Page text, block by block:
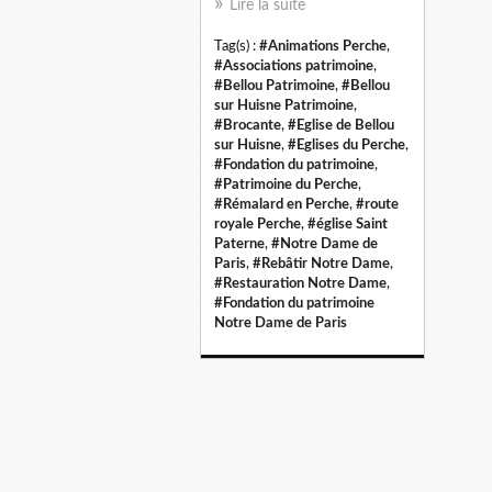
Lire la suite
Tag(s) : #Animations Perche,
#Associations patrimoine,
#Bellou Patrimoine, #Bellou
sur Huisne Patrimoine,
#Brocante, #Eglise de Bellou
sur Huisne, #Eglises du Perche,
#Fondation du patrimoine,
#Patrimoine du Perche,
#Rémalard en Perche, #route
royale Perche, #église Saint
Paterne, #Notre Dame de
Paris, #Rebâtir Notre Dame,
#Restauration Notre Dame,
#Fondation du patrimoine
Notre Dame de Paris